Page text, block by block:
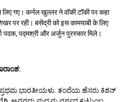
गए। कर्नल खुल्लर ने वॉकी टॉकी पर कहा
पर रही। बसेंद्री को इस कामयाबी के लिए
पदक, पद्मश्री और अर्जुन पुरस्कार मिले।
ಪ್ರಥಮ ಭಾರತೀಯಳು. ತಂದೆಯ ಹೆಸರು ಕಿಶನ್